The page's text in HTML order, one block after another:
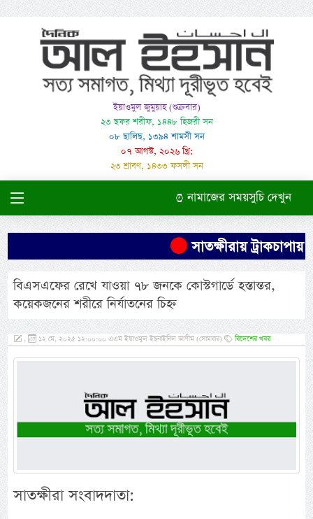
ইয়াওমুল জুমুয়াহ (শুক্রবার)
২৩ ছফর শরীফ, ১৪৪৮ হিজরী সন
০৮ ছালিছ, ১৩৯৪ শামসী সন
০৭ আগস্ট, ২০২৬ খ্রি:
২৩ শ্রাবণ, ১৪৩৩ ফসলী সন
নামাজের সময়সুচি দেখুন
সাতক্ষীরায় ট্রাকচাপায়
বিএসএফের রেখে যাওয়া ৭৮ জনকে কোস্টগার্ডে হস্তান্তর,
কয়েকজনের শরীরে নির্যাতনের চিহ্ন
, ১২ মে, ২০২৫ ১২:০০:০০ এএম ইয়াওমুল ইছনাইনিল আযীম (সোমবার) বিদেশের খবর
সাতক্ষীরা সংবাদদাতা: